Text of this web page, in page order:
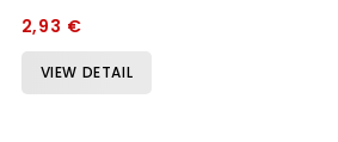
2,93 €
VIEW DETAIL